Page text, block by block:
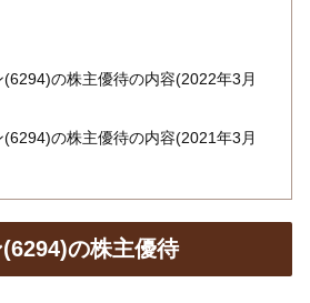
(6294)の株主優待の内容(2022年3月
(6294)の株主優待の内容(2021年3月
の株主優待